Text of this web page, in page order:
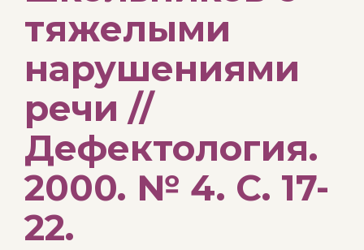
тяжелыми
нарушениями
речи //
Дефектология.
2000. № 4. С. 17-
22.